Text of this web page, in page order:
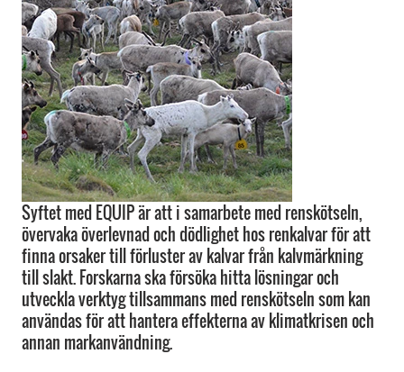
Syftet med EQUIP är att i samarbete med renskötseln,
övervaka överlevnad och dödlighet hos renkalvar för att
finna orsaker till förluster av kalvar från kalvmärkning
till slakt. Forskarna ska försöka hitta lösningar och
utveckla verktyg tillsammans med renskötseln som kan
användas för att hantera effekterna av klimatkrisen och
annan markanvändning.